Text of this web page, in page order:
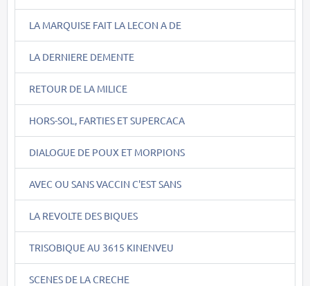
LA MARQUISE FAIT LA LECON A DE
LA DERNIERE DEMENTE
RETOUR DE LA MILICE
HORS-SOL, FARTIES ET SUPERCACA
DIALOGUE DE POUX ET MORPIONS
AVEC OU SANS VACCIN C'EST SANS
LA REVOLTE DES BIQUES
TRISOBIQUE AU 3615 KINENVEU
SCENES DE LA CRECHE